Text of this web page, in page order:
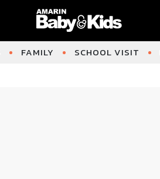
FAMILY SCHOOL VISIT